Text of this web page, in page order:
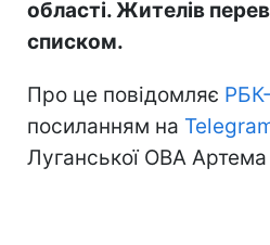
області. Жителів
списком.
Про це повідомляє
посиланням на
Луганської ОВА